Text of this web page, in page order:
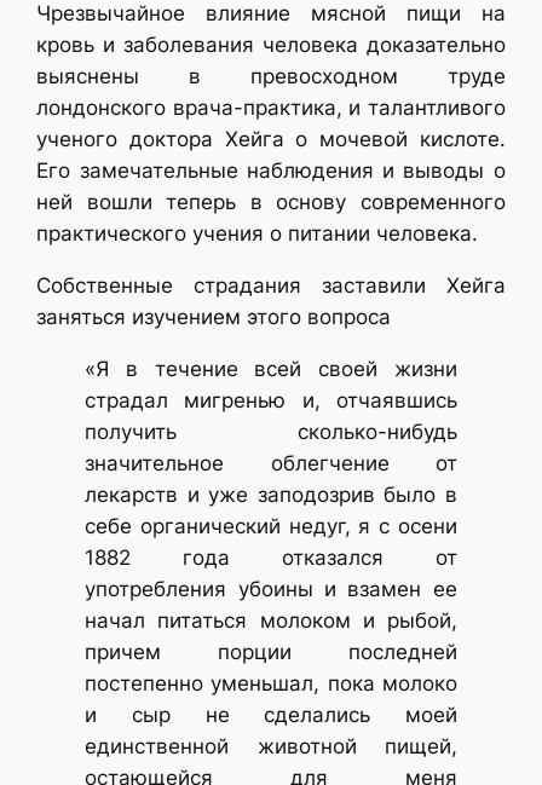
Чрезвычайное влияние мясной пищи на
кровь и заболевания человека доказательно
выяснены в превосходном труде
лондонского врача-практика, и талантливого
ученого доктора Хейга о мочевой кислоте.
Его замечательные наблюдения и выводы о
ней вошли теперь в основу современного
практического учения о питании человека.
Собственные страдания заставили Хейга
заняться изучением этого вопроса
«Я в течение всей своей жизни
страдал мигренью и, отчаявшись
получить сколько-нибудь
значительное облегчение от
лекарств и уже заподозрив было в
себе органический недуг, я с осени
1882 года отказался от
употребления убоины и взамен ее
начал питаться молоком и рыбой,
причем порции последней
постепенно уменьшал, пока молоко
и сыр не сделались моей
единственной животной пищей,
остающейся для меня